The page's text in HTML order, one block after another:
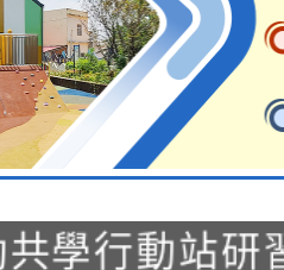
年度第2次
公告(無人
學行動站研